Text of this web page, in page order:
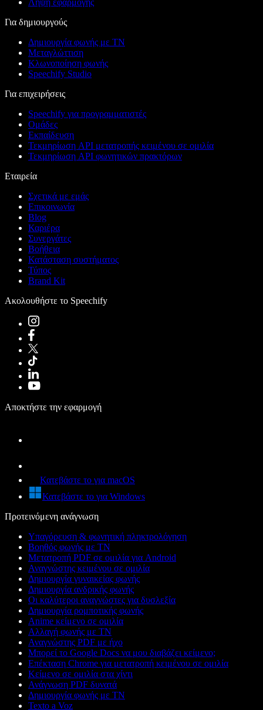
Λήψη εφαρμογής
Για δημιουργούς
Δημιουργία φωνής με ΤΝ
Μεταγλώττιση
Κλωνοποίηση φωνής
Speechify Studio
Για επιχειρήσεις
Speechify για προγραμματιστές
Ομάδες
Εκπαίδευση
Τεκμηρίωση API μετατροπής κειμένου σε ομιλία
Τεκμηρίωση API φωνητικών πρακτόρων
Εταιρεία
Σχετικά με εμάς
Επικοινωνία
Blog
Καριέρα
Συνεργάτες
Βοήθεια
Κατάσταση συστήματος
Τύπος
Brand Kit
Ακολουθήστε το Speechify
Αποκτήστε την εφαρμογή
Κατεβάστε το για macOS
Κατεβάστε το για Windows
Προτεινόμενη ανάγνωση
Υπαγόρευση & φωνητική πληκτρολόγηση
Βοηθός φωνής με ΤΝ
Μετατροπή PDF σε ομιλία για Android
Αναγνώστης κειμένου σε ομιλία
Δημιουργία γυναικείας φωνής
Δημιουργία ανδρικής φωνής
Οι καλύτεροι αναγνώστες για δυσλεξία
Δημιουργία ρομποτικής φωνής
Anime κείμενο σε ομιλία
Αλλαγή φωνής με ΤΝ
Αναγνώστης PDF με ήχο
Μπορεί το Google Docs να μου διαβάζει κείμενο;
Επέκταση Chrome για μετατροπή κειμένου σε ομιλία
Κείμενο σε ομιλία στα χίντι
Ανάγνωση PDF δυνατά
Δημιουργία φωνής με ΤΝ
Texto a Voz